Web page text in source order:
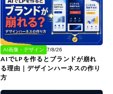
AI画像・デザイン 7/8/26
AIでLPを作るとブランドが崩れ
る理由｜デザインハーネスの作り
方